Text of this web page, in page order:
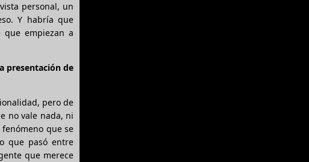
personal, un
Y habría que
empiezan a
presentación de
pero de
no vale nada, ni
que se
que pasó entre
que merece